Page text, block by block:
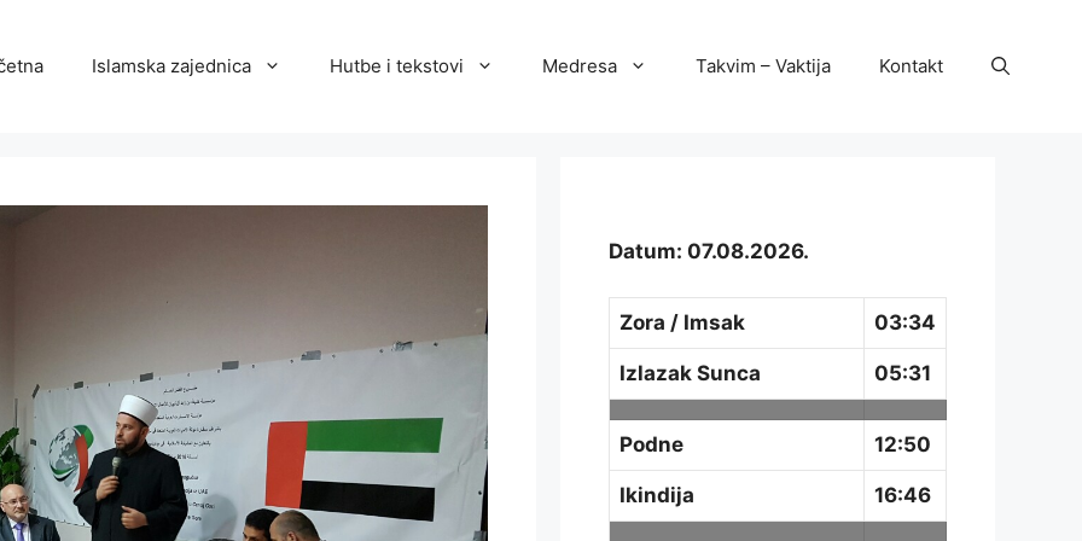
Islamska zajednica Hutbe i tekstovi Medresa Takvim – Vaktija Kontakt
Datum: 07.08.2026.
Zora / Imsak 03:34
Izlazak Sunca 05:31
Podne 12:50
Ikindija 16:46